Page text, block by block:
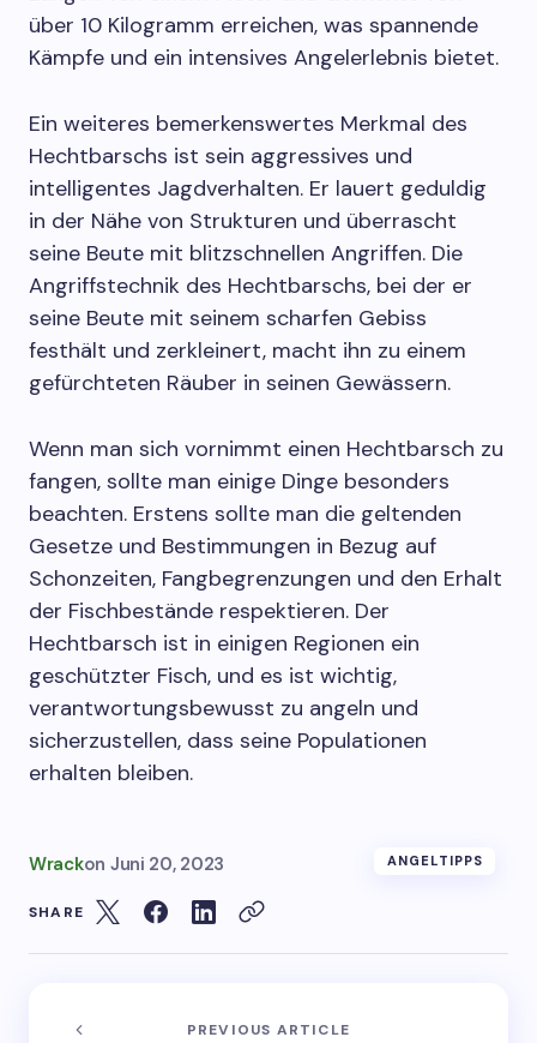
über 10 Kilogramm erreichen, was spannende
Kämpfe und ein intensives Angelerlebnis bietet.
Ein weiteres bemerkenswertes Merkmal des
Hechtbarschs ist sein aggressives und
intelligentes Jagdverhalten. Er lauert geduldig
in der Nähe von Strukturen und überrascht
seine Beute mit blitzschnellen Angriffen. Die
Angriffstechnik des Hechtbarschs, bei der er
seine Beute mit seinem scharfen Gebiss
festhält und zerkleinert, macht ihn zu einem
gefürchteten Räuber in seinen Gewässern.
Wenn man sich vornimmt einen Hechtbarsch zu
fangen, sollte man einige Dinge besonders
beachten. Erstens sollte man die geltenden
Gesetze und Bestimmungen in Bezug auf
Schonzeiten, Fangbegrenzungen und den Erhalt
der Fischbestände respektieren. Der
Hechtbarsch ist in einigen Regionen ein
geschützter Fisch, und es ist wichtig,
verantwortungsbewusst zu angeln und
sicherzustellen, dass seine Populationen
erhalten bleiben.
Wrackon Juni 20, 2023 ANGELTIPPS
SHARE
PREVIOUS ARTICLE